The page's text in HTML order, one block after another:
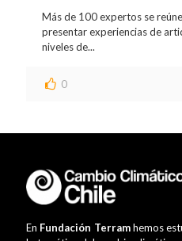
Más de 100 expertos se
presentar experiencias de
niveles de...
0
En Fundación Terramhemos